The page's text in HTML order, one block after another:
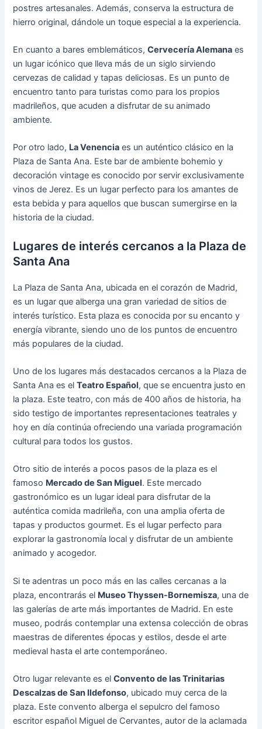
postres artesanales. Además, conserva la estructura de
hierro original, dándole un toque especial a la experiencia.
En cuanto a bares emblemáticos,Cervecería Alemana es
un lugar icónico que lleva más de un siglo sirviendo
cervezas de calidad y tapas deliciosas. Es un punto de
encuentro tanto para turistas como para los propios
madrileños, que acuden a disfrutar de su animado
ambiente.
Por otro lado, La Venencia es un auténtico clásico en la
Plaza de Santa Ana. Este bar de ambiente bohemio y
decoración vintage es conocido por servir exclusivamente
vinos de Jerez. Es un lugar perfecto para los amantes de
esta bebida y para aquellos que buscan sumergirse en la
historia de la ciudad.
Lugares de interés cercanos a la Plaza de
Santa Ana
La Plaza de Santa Ana, ubicada en el corazón de Madrid,
es un lugar que alberga una gran variedad de sitios de
interés turístico. Esta plaza es conocida por su encanto y
energía vibrante, siendo uno de los puntos de encuentro
más populares de la ciudad.
Uno de los lugares más destacados cercanos a la Plaza de
Santa Ana es elTeatro Español, que se encuentra justo en
la plaza. Este teatro, con más de 400 años de historia, ha
sido testigo de importantes representaciones teatrales y
hoy en día continúa ofreciendo una variada programación
cultural para todos los gustos.
Otro sitio de interés a pocos pasos de la plaza es el
famoso Mercado de San Miguel. Este mercado
gastronómico es un lugar ideal para disfrutar de la
auténtica comida madrileña, con una amplia oferta de
tapas y productos gourmet. Es el lugar perfecto para
explorar la gastronomía local y disfrutar de un ambiente
animado y acogedor.
Si te adentras un poco más en las calles cercanas a la
plaza, encontrarás el Museo Thyssen-Bornemisza, una de
las galerías de arte más importantes de Madrid. En este
museo, podrás contemplar una extensa colección de obras
maestras de diferentes épocas y estilos, desde el arte
medieval hasta el arte contemporáneo.
Otro lugar relevante es elConvento de las Trinitarias
Descalzas de San Ildefonso, ubicado muy cerca de la
plaza. Este convento alberga el sepulcro del famoso
escritor español Miguel de Cervantes, autor de la aclamada